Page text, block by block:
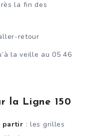
la fin des
retour
la veille au 05 46
la Ligne 150
partir : les grilles